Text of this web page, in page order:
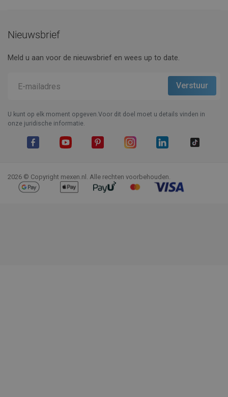
Nieuwsbrief
Meld u aan voor de nieuwsbrief en wees up to date.
U kunt op elk moment opgeven.Voor dit doel moet u details vinden in
onze juridische informatie.
2026 © Copyright mexen.nl. Alle rechten voorbehouden.